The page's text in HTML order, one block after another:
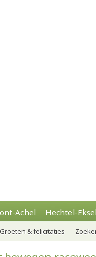
Achel Hechtel-
Groeten & felicitaties